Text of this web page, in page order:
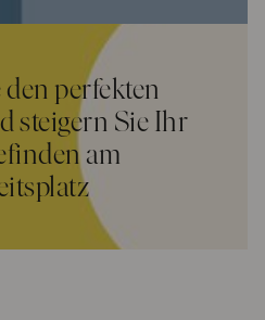
perfekten
steigern Sie Ihr
am